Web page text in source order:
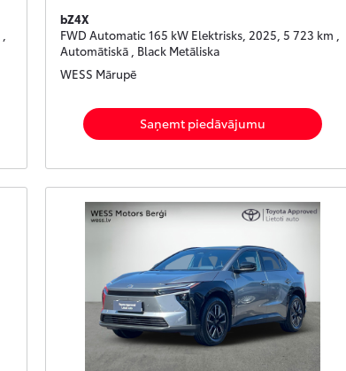
bZ4X
FWD Automatic 165 kW Elektrisks, 2025, 5 723 km ,
Automātiskā , Black Metāliska
WESS Mārupē
Saņemt piedāvājumu